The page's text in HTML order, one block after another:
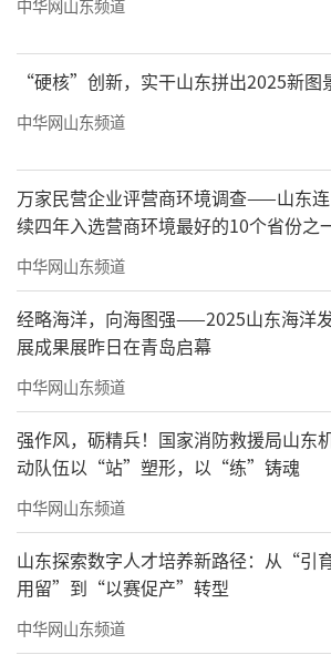
02、世界绿地助力城市发展
绿地集团深耕山东12年，
绿地开发了56个项目，总建筑
总投资金额超2200亿元，累计
服务20万户家庭，近60万人。
中华网山东频道
“硬核”创新，实干山东拼出2025新图
中华网山东频道
万家民营企业评营商环境调查——山东连
续四年入选营商环境最好的10个省份之
中华网山东频道
经略海洋，向海图强——2025山东海洋
展成果展昨日在青岛启幕
中华网山东频道
强作风，砺精兵！国家消防救援局山东
动队伍以“站”塑形，以“练”铸魂
中华网山东频道
山东探索数字人才培养新路径：从“引
用留”到“以赛促产”转型
中华网山东频道